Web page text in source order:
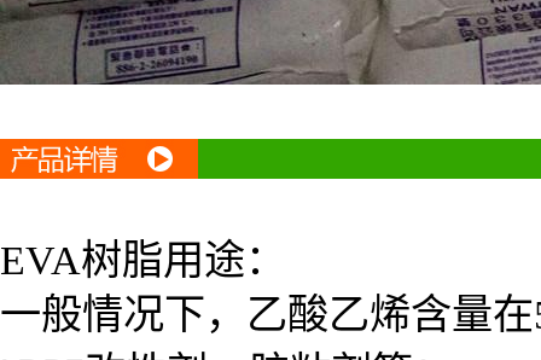
EVA树脂用途：
一般情况下，乙酸乙烯含量在